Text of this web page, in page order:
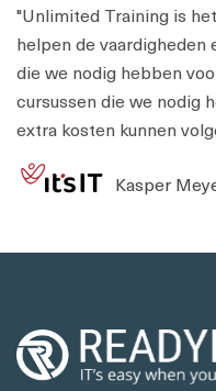
"Unlimited Training is
helpen de
die we nodig hebben
cursussen die we nodig
extra kosten kunnen
Kasper